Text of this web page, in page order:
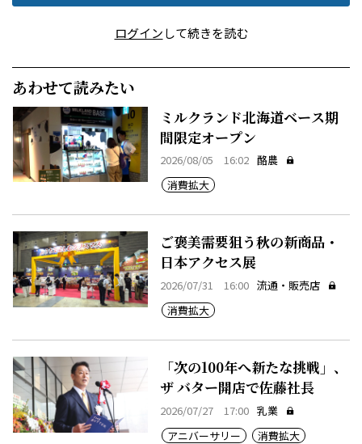
ログインして続きを読む
あわせて読みたい
ミルクランド北海道ベース期
間限定オープン
2026/08/05 16:02 酪農
消費拡大
ご褒美需要狙う秋の新商品・
日本アクセス展
2026/07/31 16:00 流通・販売店
消費拡大
「次の100年へ新たな挑戦」、
ザ バター開店で佐藤社長
2026/07/27 17:00 乳業
アニバーサリー
消費拡大